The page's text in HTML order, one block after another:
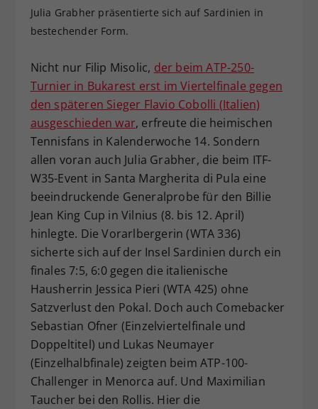
Julia Grabher präsentierte sich auf Sardinien in
bestechender Form.
Nicht nur Filip Misolic, der beim ATP-250-
Turnier in Bukarest erst im Viertelfinale gegen
den späteren Sieger Flavio Cobolli (Italien)
ausgeschieden war, erfreute die heimischen
Tennisfans in Kalenderwoche 14. Sondern
allen voran auch Julia Grabher, die beim ITF-
W35-Event in Santa Margherita di Pula eine
beeindruckende Generalprobe für den Billie
Jean King Cup in Vilnius (8. bis 12. April)
hinlegte. Die Vorarlbergerin (WTA 336)
sicherte sich auf der Insel Sardinien durch ein
finales 7:5, 6:0 gegen die italienische
Hausherrin Jessica Pieri (WTA 425) ohne
Satzverlust den Pokal. Doch auch Comebacker
Sebastian Ofner (Einzelviertelfinale und
Doppeltitel) und Lukas Neumayer
(Einzelhalbfinale) zeigten beim ATP-100-
Challenger in Menorca auf. Und Maximilian
Taucher bei den Rollis. Hier die
Zweck
Dieser Wert speichert Ihre Consent-
Einstellungen. Unter anderem eine
historische Speicherung Ihrer
vorgenommen Einstellungen, falls der
Webseiten-Betreiber dies eingestellt
hat.